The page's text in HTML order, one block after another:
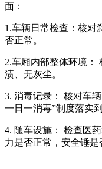
面：
1.车辆日常检查：核对
否正常。
2.车厢内部整体环境：
渍、无灰尘。
3. 消毒记录： 核对车
一日一消毒”制度落实到
4. 随车设施： 检查医
力是否正常，安全锤是